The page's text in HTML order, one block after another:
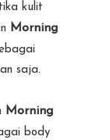
kulit
Morning
saja.
Morning
body